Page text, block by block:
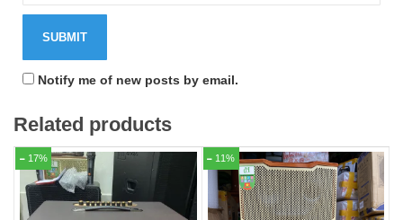
Notify me of new posts by email.
Related products
17% 11%